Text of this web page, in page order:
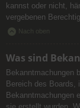
kannst oder nicht,
vergebenen
Nach oben
Was sind
Bekanntmachungen
Bereich des
Bekanntmachungen